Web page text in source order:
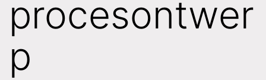
procesontwer
p